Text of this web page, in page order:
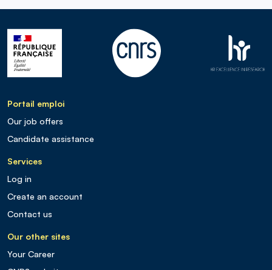
Portail emploi
Our job offers
Candidate assistance
Services
Log in
Create an account
Contact us
Our other sites
Your Career